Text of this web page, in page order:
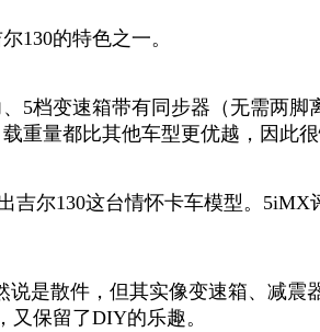
130的特色之一。
5档变速箱带有同步器（无需两
重量都比其他车型更优越，因此
尔130这台情怀卡车模型。
是散件，但其实像变速箱、减
保留了DIY的乐趣。